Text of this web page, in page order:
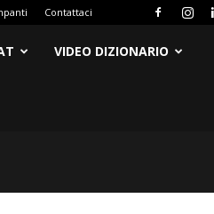
Contattaci
VIDEO DIZIONARIO